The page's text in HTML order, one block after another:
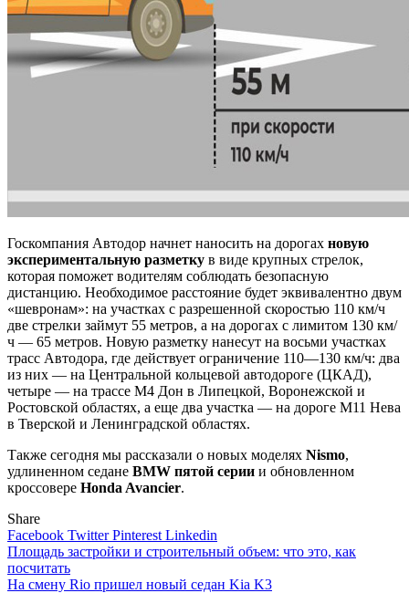
Госкомпания Автодор начнет наносить на дорогах новую
экспериментальную разметку в виде крупных стрелок,
которая поможет водителям соблюдать безопасную
дистанцию. Необходимое расстояние будет эквивалентно двум
«шевронам»: на участках с разрешенной скоростью 110 км/ч
две стрелки займут 55 метров, а на дорогах с лимитом 130 км/
ч — 65 метров. Новую разметку нанесут на восьми участках
трасс Автодора, где действует ограничение 110—130 км/ч: два
из них — на Центральной кольцевой автодороге (ЦКАД),
четыре — на трассе М4 Дон в Липецкой, Воронежской и
Ростовской областях, а еще два участка — на дороге М11 Нева
в Тверской и Ленинградской областях.
Также сегодня мы рассказали о новых моделях Nismo,
удлиненном седане BMW пятой серии и обновленном
кроссовере Honda Avancier.
Share
Facebook TwitterPinterest Linkedin
Навигация
по
Площадь застройки и строительный объем: что это, как
посчитать
На смену Rio пришел новый седан Kia K3